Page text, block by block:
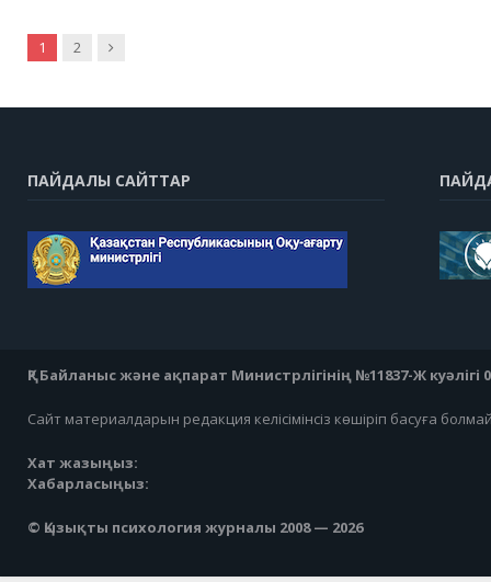
1 2 Next
ПАЙДАЛЫ САЙТТАР
ҚР Байланыс және ақпарат Министрлігінің №11837-Ж куәлігі
Сайт материалдарын редакция келісімінсіз көшіріп басуға
Хат жазыңыз:
Хабарласыңыз:
© Қызықты психология журналы 2008 — 2026